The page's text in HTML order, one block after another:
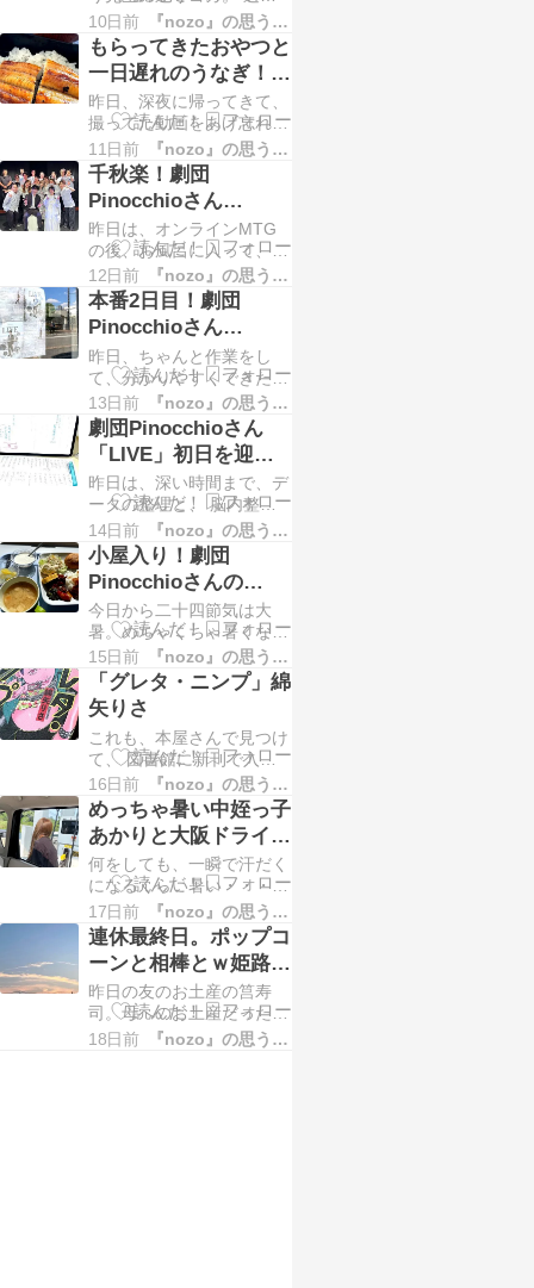
もよく怒られます（笑）
って、怒ってくるのも、ま
た可愛いんですけどねｗｗ
とりあえ…
の舞台照明で、カラダがバ
キバキで。 足もとんでも
なくむくんでたのですが、
しっかりゆるめて動かして
もらったおかげで、スッキ
リ！！！ そういえば、女
子友ちゃんからもらってた
ヨガウェアがあったので、
インナーとして着てみた
ら、めちゃく…
10日前 『nozo』の思うことあれこれ
もらってきたおやつと
一日遅れのうなぎ！！
とオンライン勉強会と
climbersXの配信と♪
昨日、深夜に帰ってきて、
撮ってた動画をあげ忘れて
たので、 寝る前にグルー
プLINEにアップしたら、
「のぞみさん！寝てくださ
い！！」 といよさんから
（笑） ごめんなさ
い！！！ でも、いよさん
も寝てください！！（笑）
そのまま、気を失うように
落ちました（笑） のんび
り起きようと…
11日前 『nozo』の思うことあれこれ
千秋楽！劇団
Pinocchioさん
「LIVE」無事に終演
です＾＾バラシと打ち
上げとドライブと♪
昨日は、オンラインMTG
の後、お風呂に入って、
そうだ！と、台本にサブフ
ェーダーの番号を補助的に
記入していたら、 すっか
り深い時間に。 今日は、
チェックアウトもしないと
いけないので、 ちょっと
早めに起きて、最後の朝ご
はんｗ カレーがあると、
ちょっと食べたくなります
ｗ 朝ごはんを…
12日前 『nozo』の思うことあれこれ
本番2日目！劇団
Pinocchioさん
「LIVE」本日3ス
テ！！頑張りましたｗ
昨日、ちゃんと作業をし
て、分かりやすくできたは
ず！！ 起きたら、まずは
朝ごはんを食べて、 準備
して、早めに出ようと思っ
たのに、 気がついたら、
ギリギリの到着ｗ それに
しても、今日も暑
い・・・・。 照明卓に、
昨日作ったデータをセット
して、 これで、いい感じ
でできるはず！ 今日は、
…
13日前 『nozo』の思うことあれこれ
劇団Pinocchioさん
「LIVE」初日を迎え
ました♪場当たり・ゲ
ネ、そして本番です♪
昨日は、深い時間まで、デ
ータの整理と、 脳内整理
（笑） ある程度明かりを
メモリーしたら、 手組み
で行けるかなと思ったので
すが、 今回、サスが多い
ので、これは、ちょっとや
らかしそうだなと（笑）
いや、結局、手で操作はす
るのですが、 出来るだけ
ミスが起きないようにｗ
やれることはや…
14日前 『nozo』の思うことあれこれ
小屋入り！劇団
Pinocchioさんの
「LIVE」！猛暑日の
仕込みと場当たりとｗ
今日から二十四節気は大
暑。めちゃくちゃ暑くなる
とのことだったので、倒れ
ちゃいけない！と言うこと
でw、しっかり朝ごはん。
先月は、咲き初めだったさ
るすべりが、たくさん花を
つけてました^_^暑すぎる
ので、大量の荷物を持って
いくのを諦めて、クルマか
ら必要な色だけ抜いて、て
くてく歩いて…
15日前 『nozo』の思うことあれこれ
「グレタ・ニンプ」綿
矢りさ
これも、本屋さんで見つけ
て、 図書館に新刊で入っ
てたのをチェックしていた
１冊。 綿谷りささんの
「グレタ・ニンプ」 タイ
トルと装丁がなかなかのイ
ンパクトで、 え？どんな
話？？？（笑）って思わず
手に取ったというｗ これ
も作戦なのかも（笑） 表
紙の裏には、 俊貴は、控
えめで笑顔が可愛…
16日前 『nozo』の思うことあれこれ
めっちゃ暑い中姪っ子
あかりと大阪ドライブ
♪からの「LIVE」の最
終稽古とお届けしたス
ンスンと。
何をしても、一瞬で汗だく
になるくらい暑い・・・・
(￣▽￣;) こんな中、クル
マで大阪とか、やばくな
い？（笑） って思いなが
ら、早めに出発して、姪っ
子あかりをピックアップし
て（笑） 途中、ＧＳで、
メールを返信しないといけ
17日前 『nozo』の思うことあれこれ
連休最終日。ポップコ
ーンと相棒とｗ姫路ま
でお出かけと打ち合わ
せとオンラインMTG
とｗ
昨日の友のお土産の筥寿
司。母へのお土産だったの
ですが、残ってた分はわた
18日前 『nozo』の思うことあれこれ